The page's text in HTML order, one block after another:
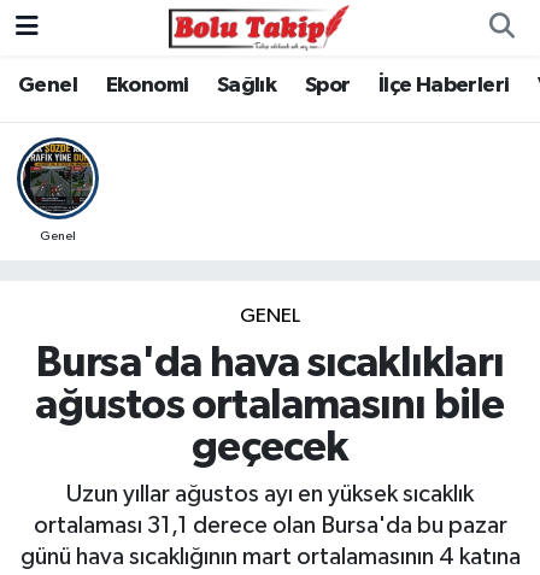
Genel Ekonomi Sağlık Spor İlçe Haberleri
Genel
GENEL
Bursa'da hava sıcaklıkları
ağustos ortalamasını bile
geçecek
Uzun yıllar ağustos ayı en yüksek sıcaklık
ortalaması 31,1 derece olan Bursa'da bu pazar
günü hava sıcaklığının mart ortalamasının 4 katına